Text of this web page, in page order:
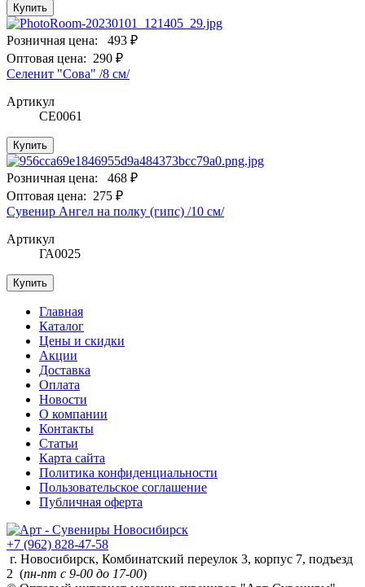
Купить
Розничная цена:
493 ₽
Оптовая цена: 290 ₽
Селенит "Сова" /8 см/
Артикул
СЕ0061
Купить
Розничная цена:
468 ₽
Оптовая цена: 275 ₽
Сувенир Ангел на полку (гипс) /10 см/
Артикул
ГА0025
Купить
Главная
Каталог
Цены и скидки
Акции
Доставка
Оплата
Новости
О компании
Контакты
Статьи
Карта сайта
Политика конфиденциальности
Пользовательское соглашение
Публичная оферта
+7 (962) 828-47-58
г. Новосибирск, Комбинатский переулок 3, корпус 7, подъезд
2 (пн-пт с 9-00 до 17-00)